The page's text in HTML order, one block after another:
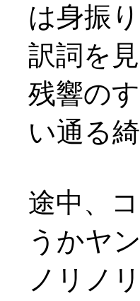
は身振
訳詞を
残響の
い通る
途中、
うかヤ
ノリノ